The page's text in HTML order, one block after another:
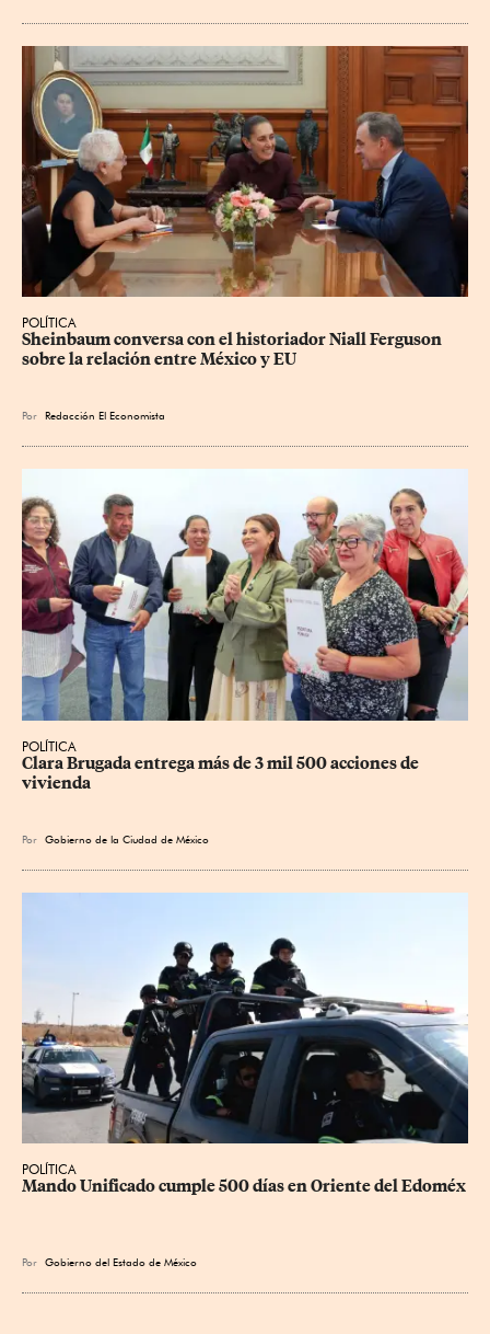
POLÍTICA
Sheinbaum conversa con el historiador Niall Ferguson
sobre la relación entre México y EU
Por Redacción El Economista
POLÍTICA
Clara Brugada entrega más de 3 mil 500 acciones de
vivienda
Por Gobierno de la Ciudad de México
POLÍTICA
Mando Unificado cumple 500 días en Oriente del Edoméx
Por Gobierno del Estado de México